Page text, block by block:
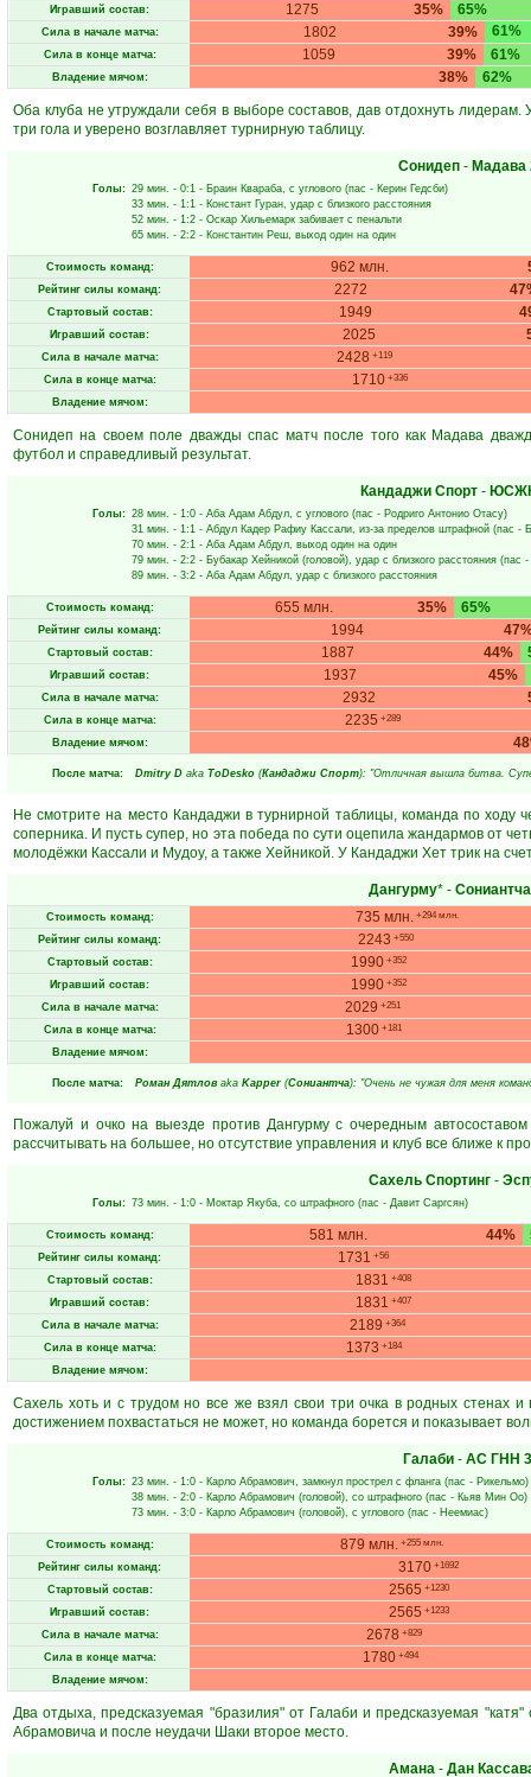
Игравший состав: 35%
1275 65%
Сила в начале матча: 39%
1802 61%
Сила в конце матча: 39%
1059 61%
Владение мячом: 38%
62%
Оба клуба не утруждали себя в выборе составов, дав отдохнуть
три гола и уверено возглавляет турнирную таблицу.
Сонидеп- Мадава
Голы: 29 мин. - 0:1 - Браин Квараба, с углового (пас - Керин Гедсби)
33 мин. - 1:1 - Констант Гуран, удар с близкого расстояния
52 мин. - 1:2 - Оскар Хильемарк забивает с пенальти
65 мин. - 2:2 - Константин Реш, выход один на один
Стоимость команд: 962 млн.
Рейтинг силы команд: 2272
Стартовый состав: 1949
Игравший состав: 2025
Сила в начале матча: 2428 +119
Сила в конце матча: 1710 +336
Владение мячом:
Сонидеп на своем поле дважды спас матч после того как Мадава
футбол и справедливый результат.
Кандаджи Спорт -
Голы: 28 мин. - 1:0 - Аба Адам Абдул, с углового (пас - Родриго Антонио Отасу)
31 мин. - 1:1 - Абдул Кадер Рафиу Кассали, из-за пределов штрафной (пас -
70 мин. - 2:1 - Аба Адам Абдул, выход один на один
79 мин. - 2:2 - Бубакар Хейникой (головой), удар с близкого расстояния (пас -
89 мин. - 3:2 - Аба Адам Абдул, удар с близкого расстояния
Стоимость команд: 35%
655 млн. 65%
Рейтинг силы команд: 1994
Стартовый состав: 44%
1887
Игравший состав: 45%
1937
Сила в начале матча: 2932
Сила в конце матча: 2235 +289
Владение мячом:
После матча: Dmitry D aka ToDesko (Кандаджи Спорт): "Отличная вышла битва.
Не смотрите на место Кандаджи в турнирной таблицы, команда по ходу
соперника. И пусть супер, но эта победа по сути оцепила жандармов от
молодёжки Кассали и Мудоу, а также Хейникой. У Кандаджи Хет трик на
Дангурму* - Сониантча
Стоимость команд: 735 млн. +294 млн.
Рейтинг силы команд: 2243 +550
Стартовый состав: 1990+352
Игравший состав: 1990+352
Сила в начале матча: 2029 +251
Сила в конце матча: 1300 +181
Владение мячом:
После матча: Роман Дятлов aka Kapper (Сониантча): "Очень не чужая для меня
Пожалуй и очко на выезде против Дангурму с очередным
рассчитывать на большее, но отсутствие управления и клуб все ближе к
Сахель Спортинг -
Голы: 73 мин. - 1:0 - Моктар Якуба, со штрафного (пас - Давит Саргсян)
Стоимость команд: 44%
581 млн.
Рейтинг силы команд: 1731 +56
Стартовый состав: 1831 +408
Игравший состав: 1831 +407
Сила в начале матча: 2189 +364
Сила в конце матча: 1373 +184
Владение мячом:
Сахель хоть и с трудом но все же взял свои три очка в родных стенах
достижением похвастаться не может, но команда борется и показывает
Галаби - АС ГНН
Голы: 23 мин. - 1:0 - Карло Абрамович, замкнул прострел с фланга (пас - Рикельмо)
38 мин. - 2:0 - Карло Абрамович (головой), со штрафного (пас - Кьяв Мин Оо)
73 мин. - 3:0 - Карло Абрамович (головой), с углового (пас - Неемиас)
Стоимость команд: 879 млн. +255 млн.
Рейтинг силы команд: 3170+1692
Стартовый состав: 2565 +1230
Игравший состав: 2565 +1233
Сила в начале матча: 2678 +829
Сила в конце матча: 1780+494
Владение мячом:
Два отдыха, предсказуемая "бразилия" от Галаби и предсказуемая
Абрамовича и после неудачи Шаки второе место.
Амана- Дан